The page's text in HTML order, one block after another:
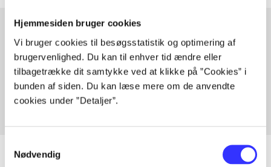
Hjemmesiden bruger cookies
Vi bruger cookies til besøgsstatistik og optimering af
brugervenlighed. Du kan til enhver tid ændre eller
tilbagetrække dit samtykke ved at klikke på ”Cookies” i
bunden af siden. Du kan læse mere om de anvendte
cookies under ”Detaljer”.
Nødvendig
Artikler med samme emner
Fra